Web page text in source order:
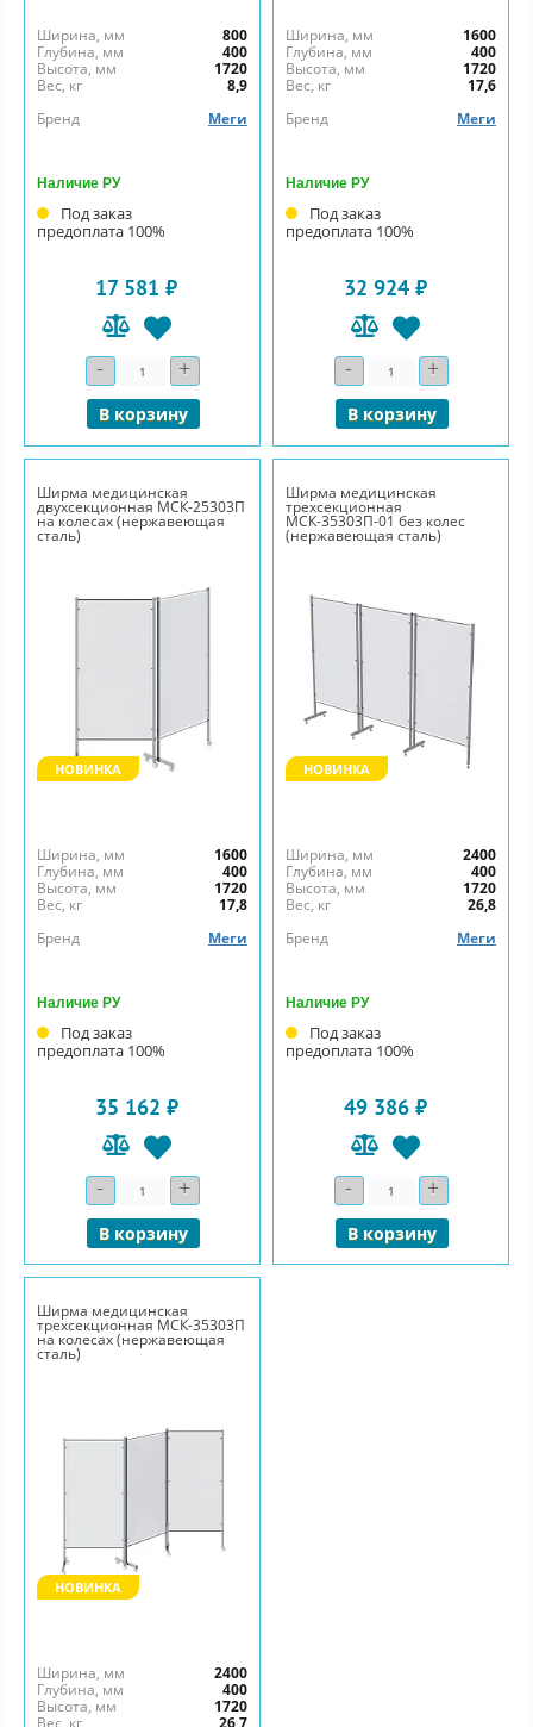
Ширина, мм
800
Глубина, мм
400
Высота, мм
1720
Вес, кг
8,9
Бренд
Меги
Наличие РУ
Под заказ
предоплата 100%
17 581 ₽
- Количество+
В корзину
Ширина, мм
1600
Глубина, мм
400
Высота, мм
1720
Вес, кг
17,6
Бренд
Меги
Наличие РУ
Под заказ
предоплата 100%
32 924 ₽
- Количество+
В корзину
Ширма медицинская
двухсекционная МСК-25303П
на колесах (нержавеющая
сталь)
НОВИНКА
Ширина, мм
1600
Глубина, мм
400
Высота, мм
1720
Вес, кг
17,8
Бренд
Меги
Наличие РУ
Под заказ
предоплата 100%
35 162 ₽
- Количество
+
В корзину
Ширма медицинская
трехсекционная
МСК-35303П-01 без колес
(нержавеющая сталь)
НОВИНКА
Ширина, мм
2400
Глубина, мм
400
Высота, мм
1720
Вес, кг
26,8
Бренд
Меги
Наличие РУ
Под заказ
предоплата 100%
49 386 ₽
- Количество
+
В корзину
Ширма медицинская
трехсекционная МСК-35303П
на колесах (нержавеющая
сталь)
НОВИНКА
Ширина, мм
2400
Глубина, мм
400
Высота, мм
1720
Вес, кг
26,7